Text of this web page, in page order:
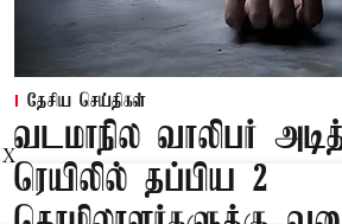
தேசிய செய்திகள்
வடமாநில வாலிபர்
ரெயிலில் தப்பிய 2
X